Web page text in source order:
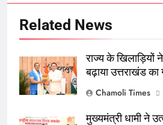
Related News
राज्य के खिलाड़ियों
बढ़ाया उत्तराखंड का
Chamoli Times
मुख्यमंत्री धामी ने